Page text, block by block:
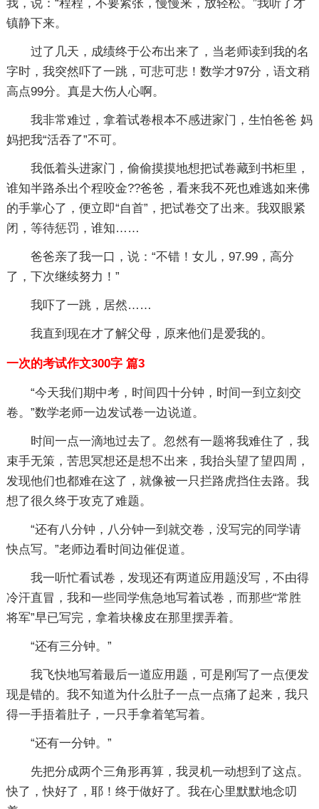
我，说：“程程，不要紧张，慢慢来，放轻松。”我听了才
镇静下来。
过了几天，成绩终于公布出来了，当老师读到我的名
字时，我突然吓了一跳，可悲可悲！数学才97分，语文稍
高点99分。真是大伤人心啊。
我非常难过，拿着试卷根本不感进家门，生怕爸爸 妈
妈把我“活吞了”不可。
我低着头进家门，偷偷摸摸地想把试卷藏到书柜里，
谁知半路杀出个程咬金??爸爸，看来我不死也难逃如来佛
的手掌心了，便立即“自首”，把试卷交了出来。我双眼紧
闭，等待惩罚，谁知……
爸爸亲了我一口，说：“不错！女儿，97.99，高分
了，下次继续努力！”
我吓了一跳，居然……
我直到现在才了解父母，原来他们是爱我的。
一次的考试作文300字 篇3
“今天我们期中考，时间四十分钟，时间一到立刻交
卷。”数学老师一边发试卷一边说道。
时间一点一滴地过去了。忽然有一题将我难住了，我
束手无策，苦思冥想还是想不出来，我抬头望了望四周，
发现他们也都难在这了，就像被一只拦路虎挡住去路。我
想了很久终于攻克了难题。
“还有八分钟，八分钟一到就交卷，没写完的同学请
快点写。”老师边看时间边催促道。
我一听忙看试卷，发现还有两道应用题没写，不由得
冷汗直冒，我和一些同学焦急地写着试卷，而那些“常胜
将军”早已写完，拿着块橡皮在那里摆弄着。
“还有三分钟。”
我飞快地写着最后一道应用题，可是刚写了一点便发
现是错的。我不知道为什么肚子一点一点痛了起来，我只
得一手捂着肚子，一只手拿着笔写着。
“还有一分钟。”
先把分成两个三角形再算，我灵机一动想到了这点。
快了，快好了，耶！终于做好了。我在心里默默地念叨